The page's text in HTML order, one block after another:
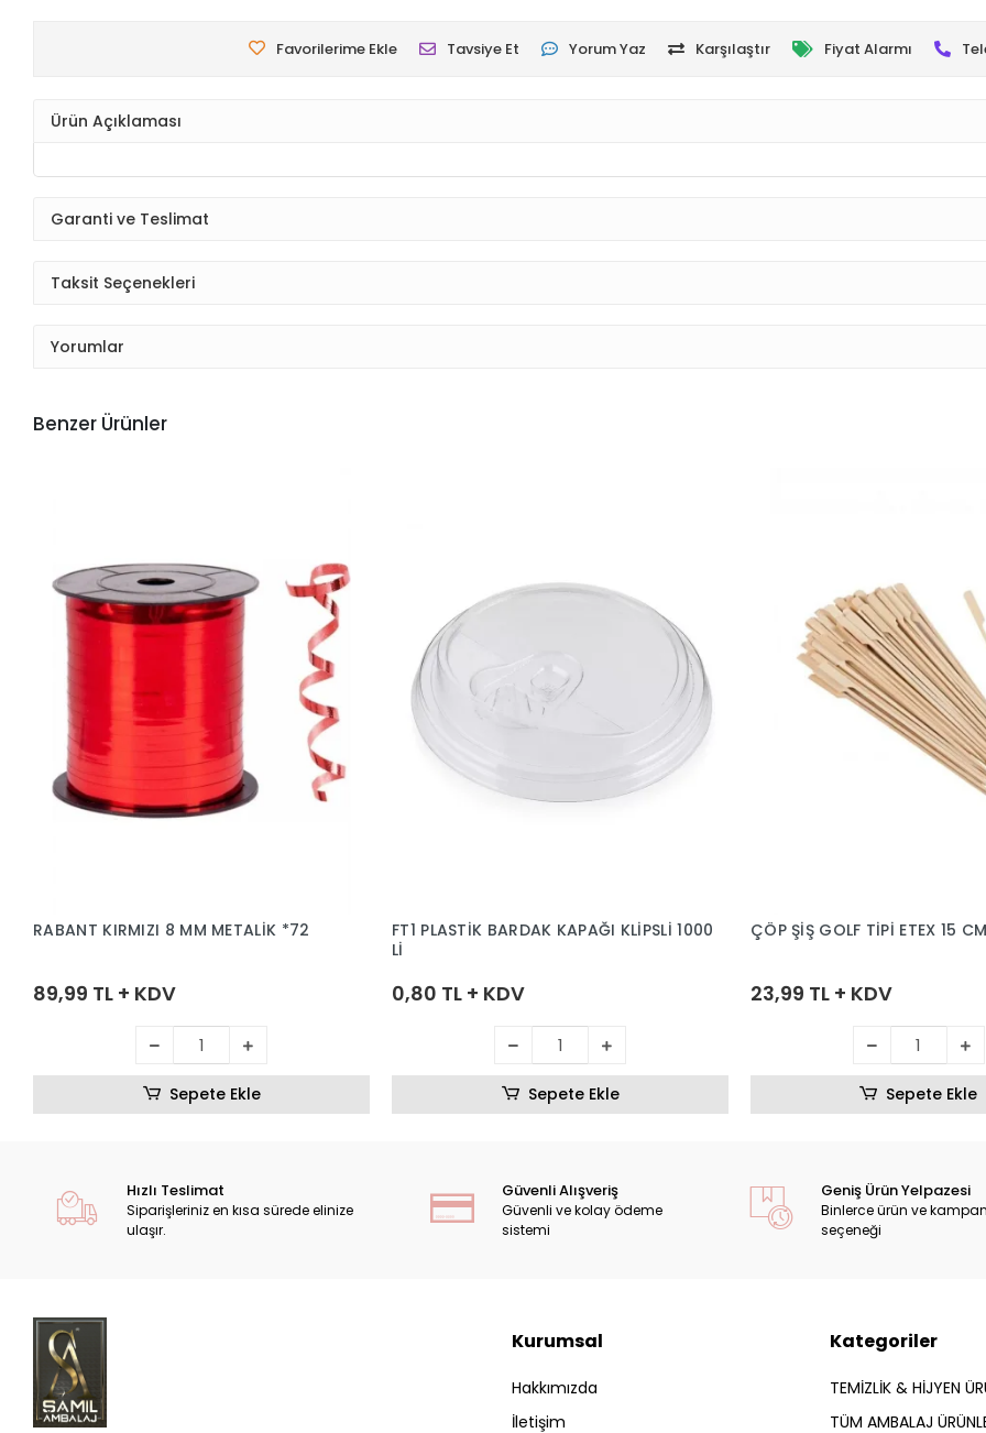
Favorilerime Ekle Tavsiye Et Yorum Yaz Karşılaştır Fiyat Alarmı
Ürün Açıklaması
Garanti ve Teslimat
Taksit Seçenekleri
Yorumlar
Benzer Ürünler
RABANT KIRMIZI 8 MM METALİK *72
89,99 TL + KDV
Sepete Ekle
FT1 PLASTİK BARDAK KAPAĞI KLİPSLİ 1000
Lİ
0,80 TL + KDV
Sepete Ekle
23,99 TL + KDV
Sepete Ekle
Hızlı Teslimat
Siparişleriniz en kısa sürede elinize
ulaşır.
Güvenli Alışveriş
Güvenli ve kolay ödeme
sistemi
Geniş Ürün Yelpazesi
Binlerce ürün ve
seçeneği
Kurumsal
Hakkımızda
İletişim
Kategoriler
TEMİZLİK & HİJYEN
TÜM AMBALAJ